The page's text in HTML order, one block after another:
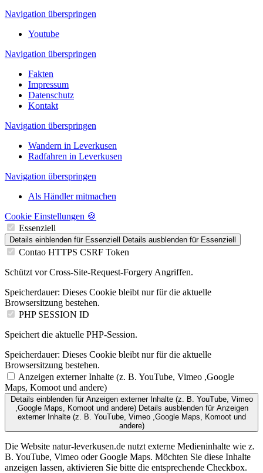
Navigation überspringen
Youtube
Navigation überspringen
Fakten
Impressum
Datenschutz
Kontakt
Navigation überspringen
Wandern in Leverkusen
Radfahren in Leverkusen
Navigation überspringen
Als Händler mitmachen
Cookie Einstellungen 🍪
Essenziell
Details einblenden für Essenziell Details ausblenden für Essenziell
Contao HTTPS CSRF Token
Schützt vor Cross-Site-Request-Forgery Angriffen.
Speicherdauer: Dieses Cookie bleibt nur für die aktuelle
Browsersitzung bestehen.
PHP SESSION ID
Speichert die aktuelle PHP-Session.
Speicherdauer: Dieses Cookie bleibt nur für die aktuelle
Browsersitzung bestehen.
Anzeigen externer Inhalte (z. B. YouTube, Vimeo ,Google
Maps, Komoot und andere)
Details einblendenfür Anzeigen externer Inhalte (z. B. YouTube, Vimeo
,Google Maps, Komoot und andere) Details ausblendenfür Anzeigen
externer Inhalte (z. B. YouTube, Vimeo ,Google Maps, Komoot und
andere)
Die Website natur-leverkusen.de nutzt externe Medieninhalte wie z.
B. YouTube, Vimeo oder Google Maps. Möchten Sie diese Inhalte
anzeigen lassen, aktivieren Sie bitte die entsprechende Checkbox.